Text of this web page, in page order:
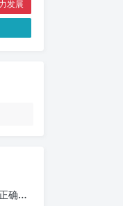
发展
固本培元 勇毅前行：树立正确政绩观，坚守初心勇担当的时代命题与实践方略